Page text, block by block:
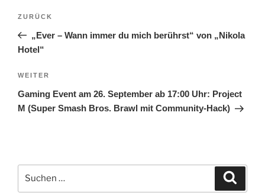
Beitragsnavigation
Vorheriger
Beitrag
ZURÜCK
„Ever – Wann immer du mich berührst“ von „Nikola
Hotel“
Nächster
Beitrag
WEITER
Gaming Event am 26. September ab 17:00 Uhr: Project
M (Super Smash Bros. Brawl mit Community-Hack)
nach: